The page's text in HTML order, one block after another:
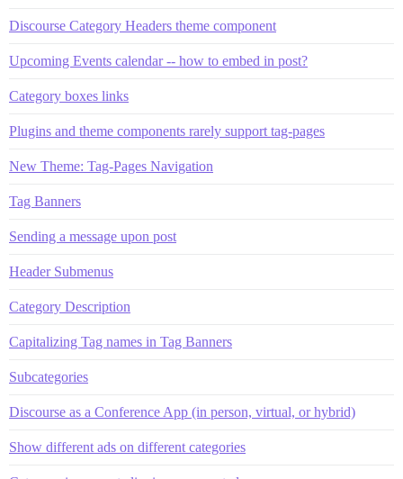
Discourse Category Headers theme component
Upcoming Events calendar -- how to embed in post?
Category boxes links
Plugins and theme components rarely support tag-pages
New Theme: Tag-Pages Navigation
Tag Banners
Sending a message upon post
Header Submenus
Category Description
Capitalizing Tag names in Tag Banners
Subcategories
Discourse as a Conference App (in person, virtual, or hybrid)
Show different ads on different categories